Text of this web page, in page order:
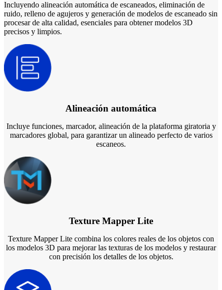
Incluyendo alineación automática de escaneados, eliminación de
ruido, relleno de agujeros y generación de modelos de escaneado sin
procesar de alta calidad, esenciales para obtener modelos 3D
precisos y limpios.
Alineación automática
Incluye funciones, marcador, alineación de la plataforma giratoria y
marcadores global, para garantizar un alineado perfecto de varios
escaneos.
Texture Mapper Lite
Texture Mapper Lite combina los colores reales de los objetos con
los modelos 3D para mejorar las texturas de los modelos y restaurar
con precisión los detalles de los objetos.